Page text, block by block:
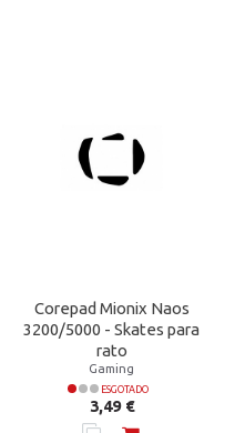
Corepad Mionix Naos
3200/5000 - Skates para
rato
Gaming
ESGOTADO
Preço
3,49 €